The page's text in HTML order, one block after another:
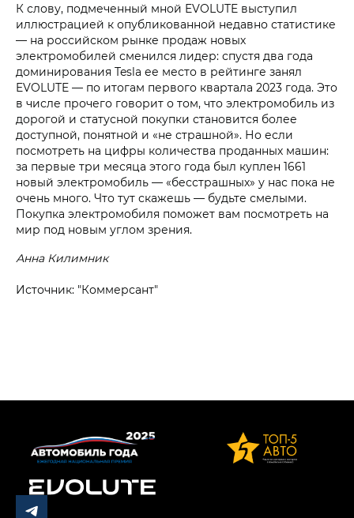
К слову, подмеченный мной EVOLUTE выступил
иллюстрацией к опубликованной недавно статистике
— на российском рынке продаж новых
электромобилей сменился лидер: спустя два года
доминирования Tesla ее место в рейтинге занял
EVOLUTE — по итогам первого квартала 2023 года. Это
в числе прочего говорит о том, что электромобиль из
дорогой и статусной покупки становится более
доступной, понятной и «не страшной». Но если
посмотреть на цифры количества проданных машин:
за первые три месяца этого года был куплен 1661
новый электромобиль — «бесстрашных» у нас пока не
очень много. Что тут скажешь — будьте смелыми.
Покупка электромобиля поможет вам посмотреть на
мир под новым углом зрения.
Анна Килимник
Источник: "Коммерсант"